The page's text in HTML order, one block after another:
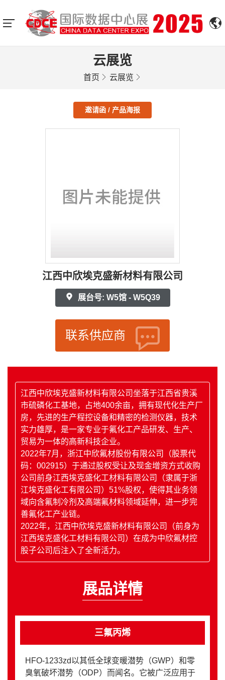
云展览
首页 云展览
邀请函 / 产品海报
江西中欣埃克盛新材料有限公司
展台号: W5馆 - W5Q39
联系供应商
江西中欣埃克盛新材料有限公司坐落于江西省贵溪
市硫磷化工基地，占地400余亩，拥有现代化生产厂
房，先进的生产程控设备和精密的检测仪器，技术
实力雄厚，是一家专业于氟化工产品研发、生产、
贸易为一体的高新科技企业。
2022年7月，浙江中欣氟材股份有限公司（股票代
码：002915）于通过股权受让及现金增资方式收购
公司前身江西埃克盛化工材料有限公司（隶属于浙
江埃克盛化工有限公司）51%股权，使得其业务领
域向含氟制冷剂及高端氟材料领域延伸，进一步完
善氟化工产业链。
2022年，江西中欣埃克盛新材料有限公司（前身为
江西埃克盛化工材料有限公司）在成为中欣氟材控
股子公司后注入了全新活力。
展品详情
三氟丙烯
HFO-1233zd以其低全球变暖潜势（GWP）和零
臭氧破坏潜势（ODP）而闻名。它被广泛应用于